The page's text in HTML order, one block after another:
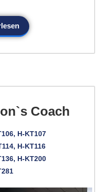
Coach
H-KT107
H-KT116
H-KT200